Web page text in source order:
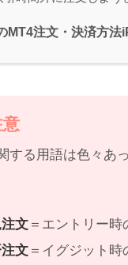
MT4注文・決済方
する用語は色々あ
文 ＝エントリー時
文 ＝イグジット時